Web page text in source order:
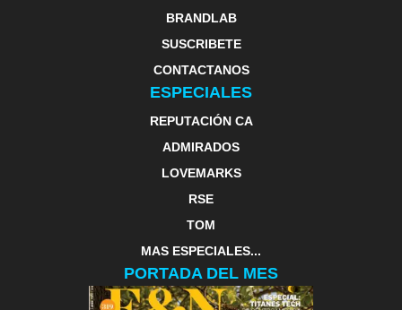
BRANDLAB
SUSCRIBETE
CONTACTANOS
ESPECIALES
REPUTACIÓN CA
ADMIRADOS
LOVEMARKS
RSE
TOM
MAS ESPECIALES...
PORTADA DEL MES